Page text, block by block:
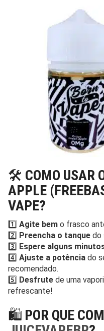
🛠️ COMO USAR
APPLE
VAPE?
1️⃣ Agite bem o frasco
2️⃣ Preencha o tanque do
3️⃣ Espere alguns
4️⃣ Ajuste a potência do
recomendado.
5️⃣ Desfrute de uma
refrescante!
🛍️ POR QUE